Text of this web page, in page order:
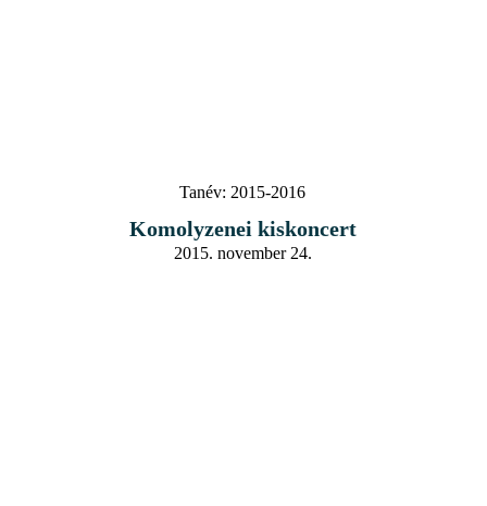
Tanév: 2015-2016
Komolyzenei kiskoncert
2015. november 24.